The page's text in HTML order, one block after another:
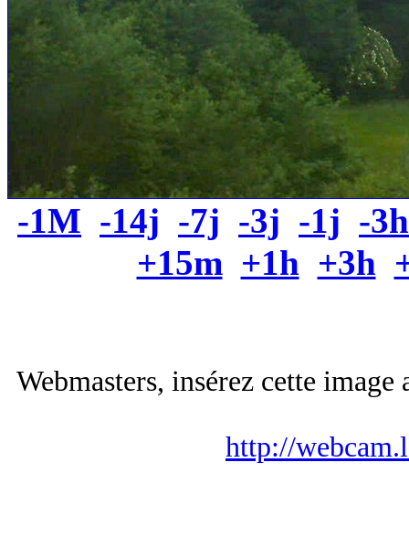
-1M -14j -7j -3j -1j -3h
+15m +1h +3h
Webmasters, insérez cette
http://